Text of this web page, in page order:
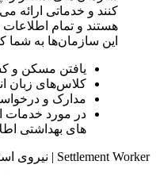
کنند و خدماتی ارائه
هستند و تمام
این سازمان‌ها به شما
یافتن مسکن و
کلاس‌های زبان
مدارک و
در مورد خدمات
های بهداشتی
Settlement Worker
| نیروی